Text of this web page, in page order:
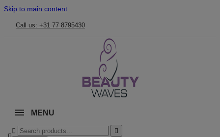
Skip to main content
Call us: +31 77 8795430
MENU

